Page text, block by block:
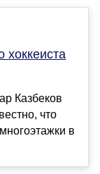
хоккеиста
Казбеков
что
в